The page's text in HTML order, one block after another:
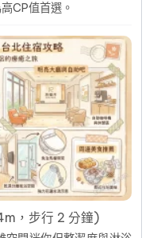
CP值首選。
，步行 2 分鐘)